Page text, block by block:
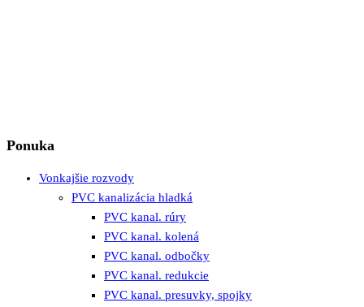
Ponuka
Vonkajšie rozvody
PVC kanalizácia hladká
PVC kanal. rúry
PVC kanal. kolená
PVC kanal. odbočky
PVC kanal. redukcie
PVC kanal. presuvky, spojky